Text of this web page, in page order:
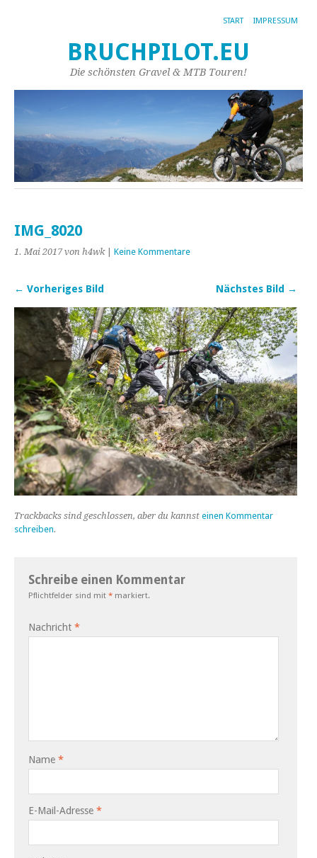
START IMPRESSUM
BRUCHPILOT.EU
Die schönsten Gravel & MTB Touren!
IMG_8020
1. Mai 2017 von h4wk| Keine Kommentare
← Vorheriges Bild Nächstes Bild →
Trackbacks sind geschlossen, aber du kannst einen Kommentar
schreiben.
Schreibe einen Kommentar
Pflichtfelder sind mit * markiert.
Nachricht *
Name *
E-Mail-Adresse *